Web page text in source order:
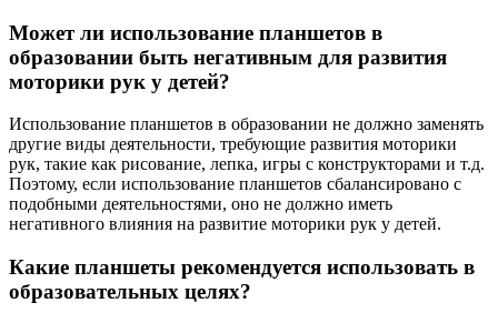
Может ли использование планшетов в
образовании быть негативным для развития
моторики рук у детей?
Использование планшетов в образовании не должно заменять
другие виды деятельности, требующие развития моторики
рук, такие как рисование, лепка, игры с конструкторами и т.д.
Поэтому, если использование планшетов сбалансировано с
подобными деятельностями, оно не должно иметь
негативного влияния на развитие моторики рук у детей.
Какие планшеты рекомендуется использовать в
образовательных целях?